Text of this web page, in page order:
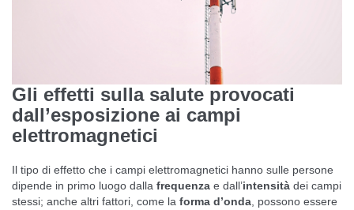
Gli effetti sulla salute provocati
dall’esposizione ai campi
elettromagnetici
Il tipo di effetto che i campi elettromagnetici hanno sulle persone
dipende in primo luogo dalla frequenza e dall’intensità dei campi
stessi; anche altri fattori, come la forma d’onda , possono essere